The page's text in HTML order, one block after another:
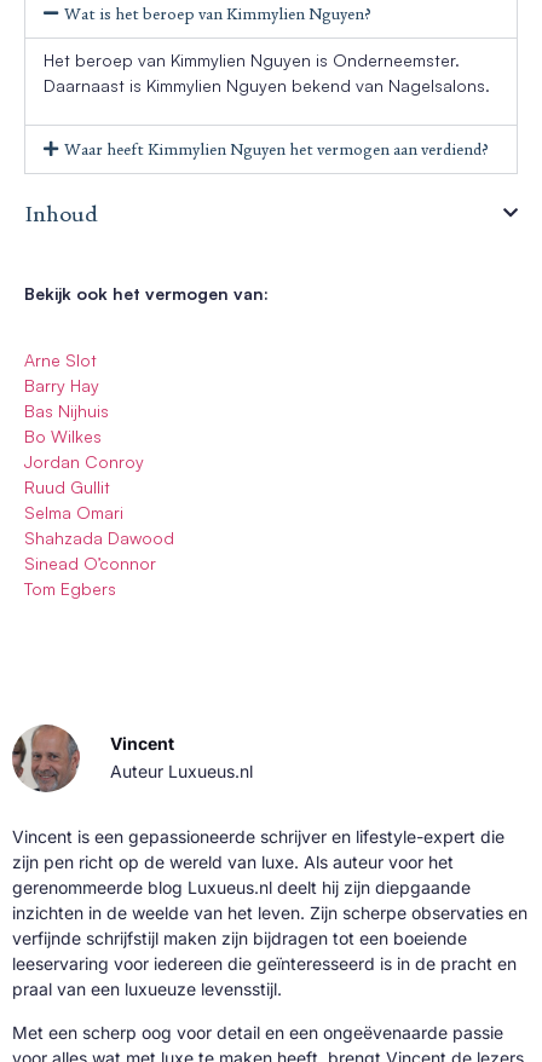
Wat is het beroep van Kimmylien Nguyen?
Het beroep van Kimmylien Nguyen is Onderneemster.
Daarnaast is Kimmylien Nguyen bekend van Nagelsalons.
Waar heeft Kimmylien Nguyen het vermogen aan verdiend?
Inhoud
Bekijk ook het vermogen van:
Arne Slot
Barry Hay
Bas Nijhuis
Bo Wilkes
Jordan Conroy
Ruud Gullit
Selma Omari
Shahzada Dawood
Sinead O’connor
Tom Egbers
Vincent
Auteur Luxueus.nl
Vincent is een gepassioneerde schrijver en lifestyle-expert die
zijn pen richt op de wereld van luxe. Als auteur voor het
gerenommeerde blog Luxueus.nl deelt hij zijn diepgaande
inzichten in de weelde van het leven. Zijn scherpe observaties en
verfijnde schrijfstijl maken zijn bijdragen tot een boeiende
leeservaring voor iedereen die geïnteresseerd is in de pracht en
praal van een luxueuze levensstijl.
Met een scherp oog voor detail en een ongeëvenaarde passie
voor alles wat met luxe te maken heeft, brengt Vincent de lezers